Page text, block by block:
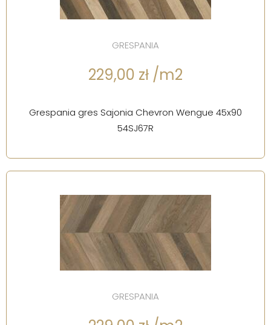
GRESPANIA
229,00 zł /m2
Grespania gres Sajonia Chevron Wengue 45x90
54SJ67R
GRESPANIA